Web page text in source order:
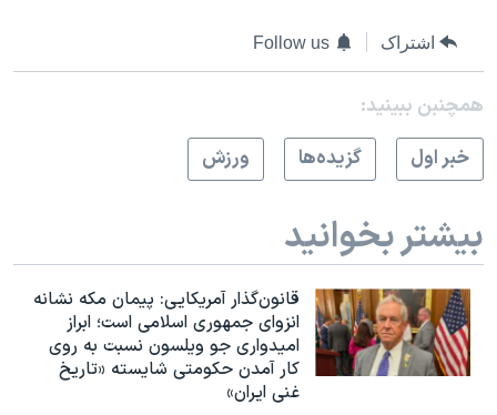
تریبونال مردمی آبان ۹۸
دادگاه حمید نوری
چهل سال گروگان‌گیری
قانون شفافیت دارائی کادر رهبری ایران
اسرائیل در جنگ
همایش محافظه‌کاران آمریکا «سی‌پک»
صفحه‌های ویژه
سفر پرزیدنت ترامپ به چین
اشتراک Follow us
همچنبن ببینید:
خبر اول
گزيده‌ها ورزش
بیشتر بخوانید
قانون‌گذار آمریکایی: پیمان مکه نشانه
انزوای جمهوری اسلامی است؛ ابراز
امیدواری جو ویلسون نسبت به روی
کار آمدن حکومتی شایسته «تاریخ
غنی ایران»